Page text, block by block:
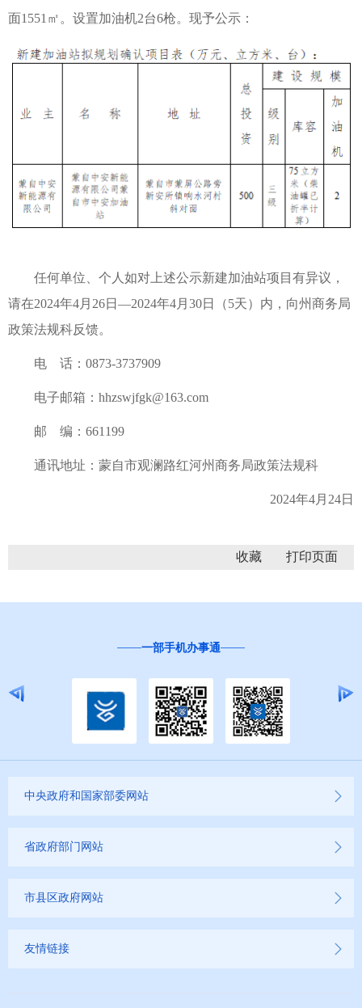
面1551㎡。设置加油机2台6枪。现予公示：
任何单位、个人如对上述公示新建加油站项目有异议，
请在2024年4月26日—2024年4月30日（5天）内，向州商务局
政策法规科反馈。
电 话：0873-3737909
电子邮箱：hhzswjfgk@163.com
邮 编：661199
通讯地址：蒙自市观澜路红河州商务局政策法规科
2024年4月24日
收藏
一部手机办事通
中央政府和国家部委网站
省政府部门网站
市县区政府网站
友情链接